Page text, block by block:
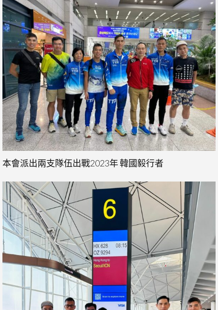
本會派出兩支隊伍出戰2023年 韓國毅行者